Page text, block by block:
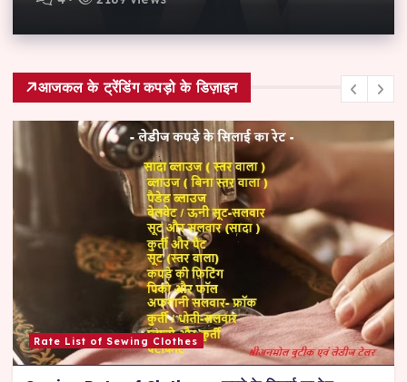
आजकल के ट्रेंडिंग कपड़ो के डिज़ाइन
Rate List of Sewing Clothes